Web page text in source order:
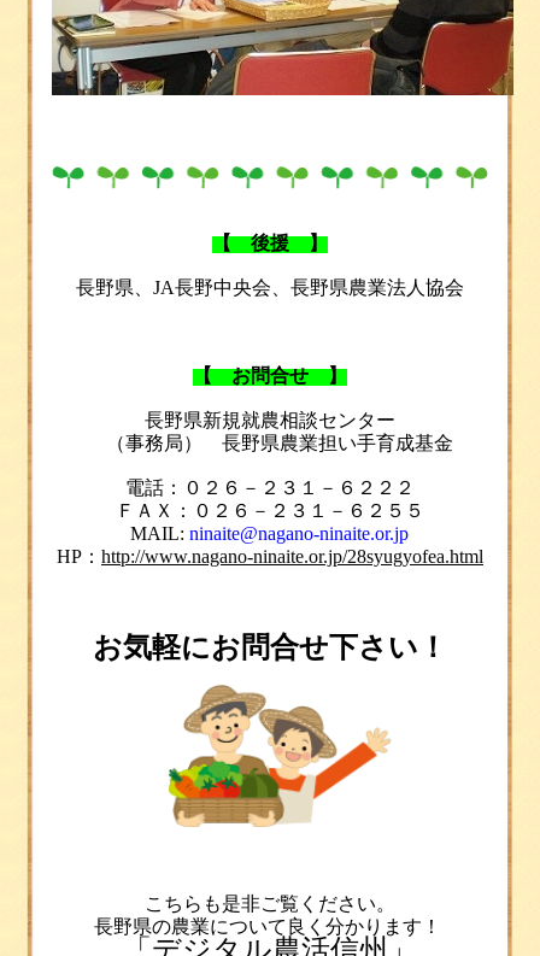
【 後援 】
長野県、JA長野中央会、長野県農業法人協会
【お問合せ】
長野県新規就農相談センター
（事務局） 長野県農業担い手育成基金
電話：０２６－２３１－６２２２
ＦＡＸ：０２６－２３１－６２５５
MAIL:ninaite@nagano-ninaite.or.jp
HP： http://www.nagano-ninaite.or.jp/28syugyofea.html
お気軽にお問合せ下さい！
こちらも是非ご覧ください。
長野県の農業について良く分かります！